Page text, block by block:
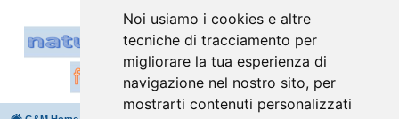
Noi usiamo i cookies e altre
tecniche di tracciamento per
migliorare la tua esperienza di
navigazione nel nostro sito, per
mostrarti contenuti personalizzati